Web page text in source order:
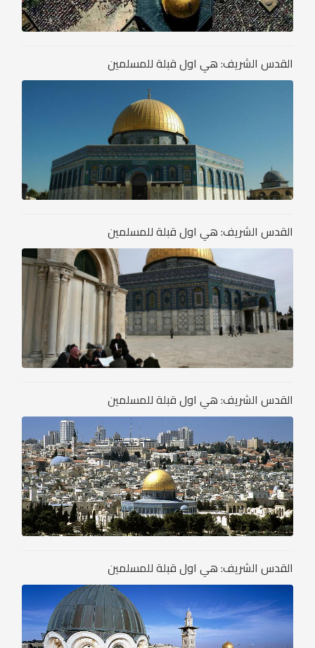
القدس الشريف: هي اول قبلة للمسلمين
القدس الشريف: هي اول قبلة للمسلمين
القدس الشريف: هي اول قبلة للمسلمين
القدس الشريف: هي اول قبلة للمسلمين